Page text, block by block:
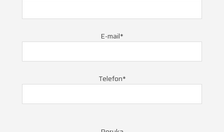
E-mail*
Telefon*